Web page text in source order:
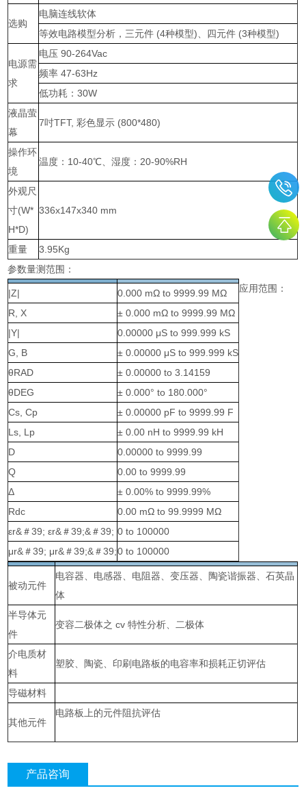
选购
电脑连线软体
等效电路模型分析，三元件 (4种模型)、四元件 (3种模型)
电源需
求
电压 90-264Vac
频率 47-63Hz
低功耗：30W
液晶萤
幕
7吋TFT, 彩色显示 (800*480)
操作环
境
温度：10-40℃、湿度：20-90%RH
外观尺
寸(W*
H*D)
336x147x340 mm
重量
3.95Kg
参数量测范围：
|Z|
0.000 mΩ to 9999.99 MΩ
R, X
± 0.000 mΩ to 9999.99 MΩ
|Y|
0.00000 μS to 999.999 kS
G, B
± 0.00000 μS to 999.999 kS
θRAD
± 0.00000 to 3.14159
θDEG
± 0.000° to 180.000°
Cs, Cp
± 0.00000 pF to 9999.99 F
Ls, Lp
± 0.00 nH to 9999.99 kH
D
0.00000 to 9999.99
Q
0.00 to 9999.99
Δ
± 0.00% to 9999.99%
Rdc
0.00 mΩ to 99.9999 MΩ
εr&＃39; εr&＃39;&＃39; 0 to 100000
μr&＃39; μr&＃39;&＃39;0 to 100000
应用范围：
被动元件
电容器、电感器、电阻器、变压器、陶瓷谐振器、石英晶
体
半导体元
件
变容二极体之 cv 特性分析、二极体
介电质材
料
塑胶、陶瓷、印刷电路板的电容率和损耗正切评估
导磁材料
其他元件
电路板上的元件阻抗评估
产品咨询